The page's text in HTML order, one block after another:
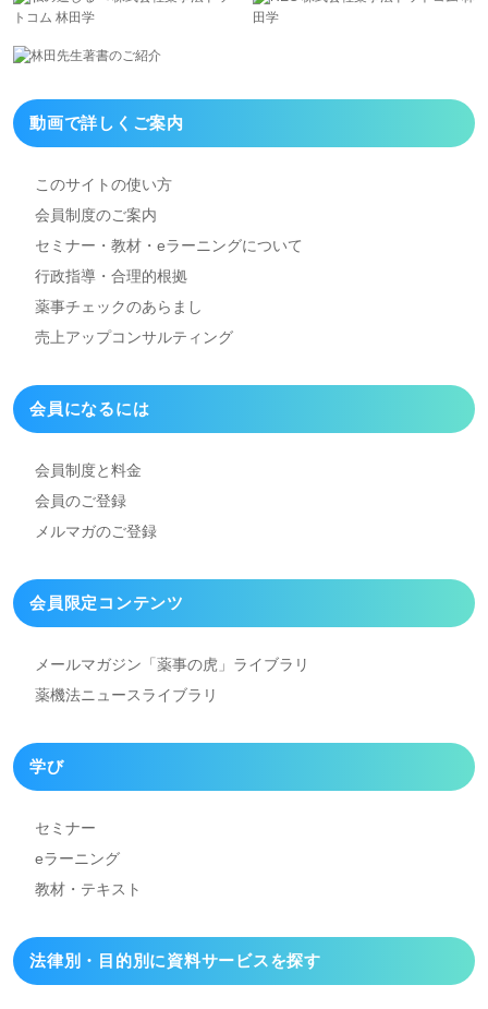
動画で詳しくご案内
このサイトの使い方
会員制度のご案内
セミナー・教材・eラーニングについて
行政指導・合理的根拠
薬事チェックのあらまし
売上アップコンサルティング
会員になるには
会員制度と料金
会員のご登録
メルマガのご登録
会員限定コンテンツ
メールマガジン「薬事の虎」 ライブラリ
薬機法ニュースライブラリ
学び
セミナー
eラーニング
教材・テキスト
法律別・目的別に資料サービスを探す